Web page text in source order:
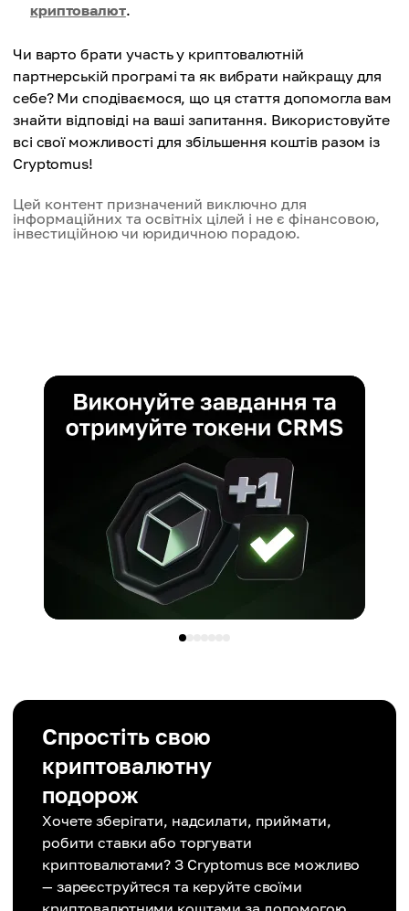
криптовалют.
Чи варто брати участь у криптовалютній
партнерській програмі та як вибрати найкращу для
себе? Ми сподіваємося, що ця стаття допомогла вам
знайти відповіді на ваші запитання. Використовуйте
всі свої можливості для збільшення коштів разом із
Cryptomus!
Цей контент призначений виключно для
інформаційних та освітніх цілей і не є фінансовою,
інвестиційною чи юридичною порадою.
Спростіть свою
криптовалютну
подорож
Хочете зберігати, надсилати, приймати,
робити ставки або торгувати
криптовалютами? З Cryptomus все можливо
— зареєструйтеся та керуйте своїми